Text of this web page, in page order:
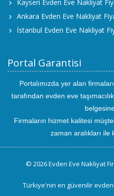
Kayseri Evden Eve Nakliyat
Ankara Evden Eve Nakliyat
İstanbul Evden Eve Nakliyat
Portal Garantisi
Portalımızda yer alan
tarafından evden eve
Firmaların hizmet kalitesi
zaman aralıkları
© 2026 Evden Eve Nakliyat
Türkiye'nin en güvenilir